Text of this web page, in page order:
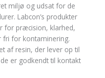
miljø og udsat for de
Labcon’s produkter
for præcision, klarhed,
fri for kontaminering.
af resin, der lever op til
er godkendt til kontakt